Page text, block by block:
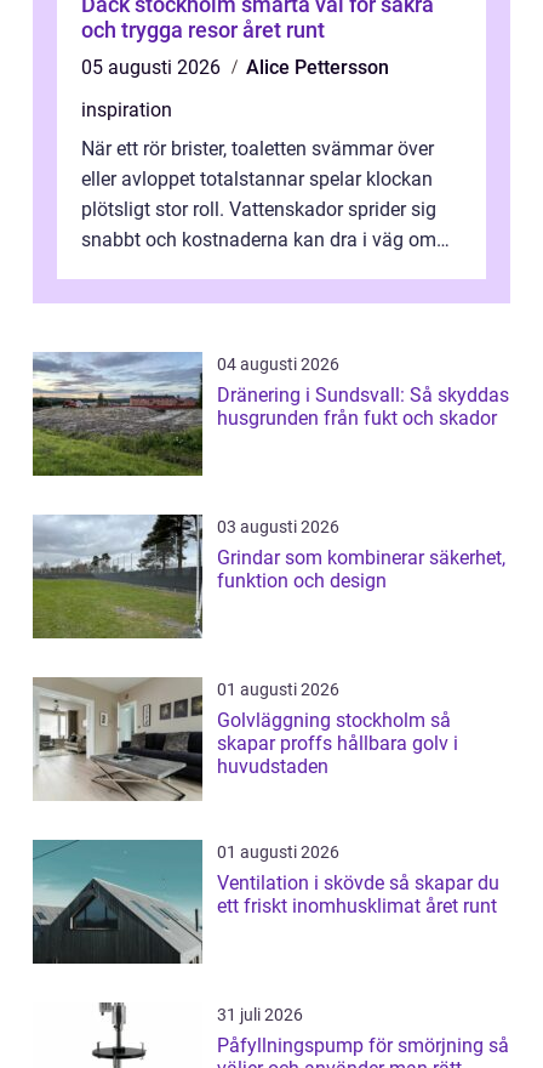
och trygga resor året runt
05 augusti 2026
Alice Pettersson
inspiration
När ett rör brister, toaletten svämmar över
eller avloppet totalstannar spelar klockan
plötsligt stor roll. Vattenskador sprider sig
snabbt och kostnaderna kan dra i väg om
04 augusti 2026
Dränering i Sundsvall: Så skyddas
husgrunden från fukt och skador
03 augusti 2026
Grindar som kombinerar säkerhet,
funktion och design
01 augusti 2026
Golvläggning stockholm så
skapar proffs hållbara golv i
huvudstaden
01 augusti 2026
Ventilation i skövde så skapar du
ett friskt inomhusklimat året runt
31 juli 2026
Påfyllningspump för smörjning så